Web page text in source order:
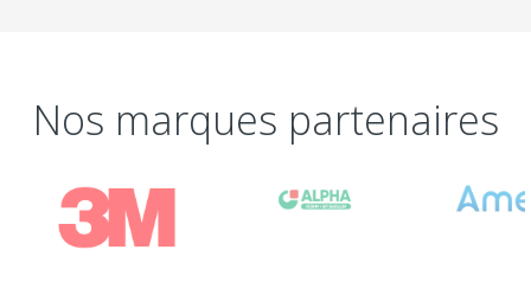
Nos marques partenaires